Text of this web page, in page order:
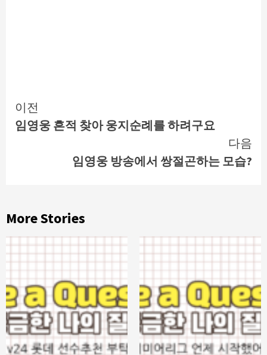
Continue
Reading
이전
임영웅 흔적 찾아 웅지순례를 하려구요
다음
임영웅 방송에서 쌍절곤하는 모습?
More Stories